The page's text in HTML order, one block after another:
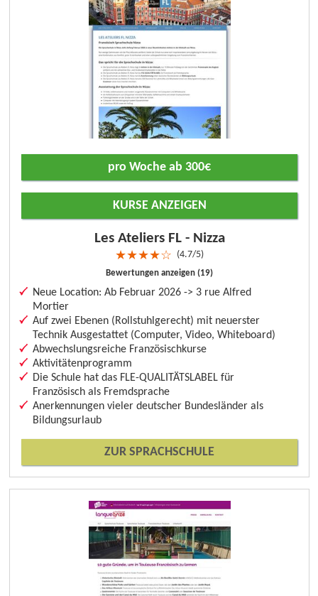
Les Ateliers FL - Nizza
★★★★☆ 4.7/5
Bewertungen anzeigen (19)
Neue Location: Ab Februar 2026 -> 3 rue Alfred
Mortier
Auf zwei Ebenen (Rollstuhlgerecht) mit neuerster
Technik Ausgestattet (Computer, Video, Whiteboard)
Abwechslungsreiche Französischkurse
Aktivitätenprogramm
Die Schule hat das FLE-QUALITÄTSLABEL für
Französisch als Fremdsprache
Anerkennungen vieler deutscher Bundesländer als
Bildungsurlaub
ZUR SPRACHSCHULE
pro Woche ab 300€
KURSE ANZEIGEN